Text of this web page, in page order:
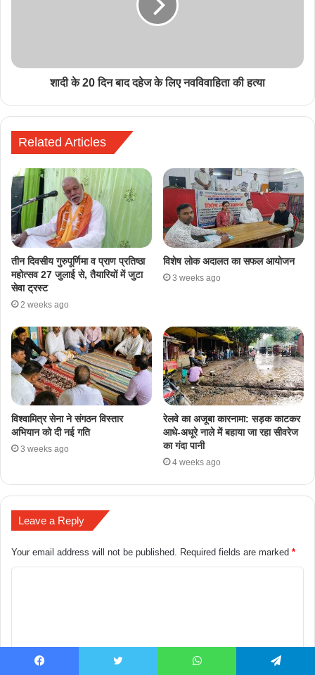
शादी के 20 दिन बाद दहेज के लिए नवविवाहिता की हत्या
Related Articles
तीन दिवसीय गुरुपूर्णिमा व प्राण प्रतिष्ठा
महोत्सव 27 जुलाई से, तैयारियों में जुटा
सेवा ट्रस्ट
2 weeks ago
विशेष लोक अदालत का सफल आयोजन
3 weeks ago
​विश्वामित्र सेना ने संगठन विस्तार
अभियान को दी नई गति
3 weeks ago
रेलवे का अजूबा कारनामा: सड़क काटकर
आधे-अधूरे नाले में बहाया जा रहा सीवरेज
का गंदा पानी
4 weeks ago
Leave a Reply
Your email address will not be published. Required fields are marked *